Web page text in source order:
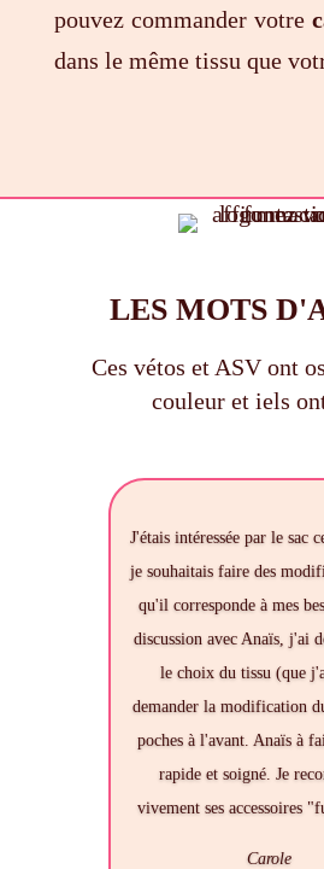
pouvez commander votre
dans le même tissu que
LES MOTS
Ces vétos et ASV ont
couleur et iels
J'étais intéressée par le sac
je souhaitais faire des
qu'il corresponde à mes
discussion avec Anaïs, j'ai
le choix du tissu (que
demander la modification
poches à l'avant. Anaïs à
rapide et soigné. Je
vivement ses accessoires
Carole